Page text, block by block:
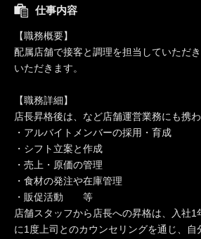
仕事内容
【職務概要】
配属店舗で接客と調理を担当していただ
いただきます。
【職務詳細】
店長昇格後は、など店舗運営業務にも携
・アルバイトメンバーの採用・育成
・シフト立案と作成
・売上・原価の管理
・食材の発注や在庫管理
・販促活動 等
店舗スタッフから店長への昇格は、入社1
に1度上司とのカウンセリングを通じ、自